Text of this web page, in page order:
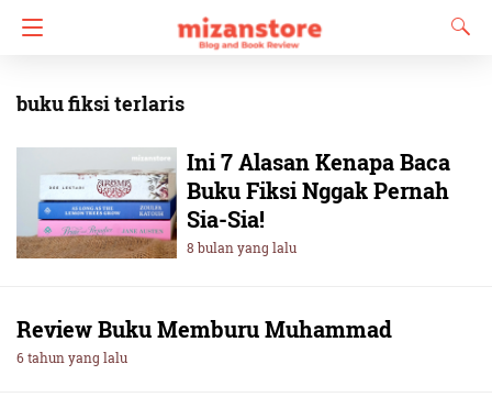
buku fiksi terlaris
Ini 7 Alasan Kenapa Baca
Buku Fiksi Nggak Pernah
Sia-Sia!
8 bulan yang lalu
Review Buku Memburu Muhammad
6 tahun yang lalu